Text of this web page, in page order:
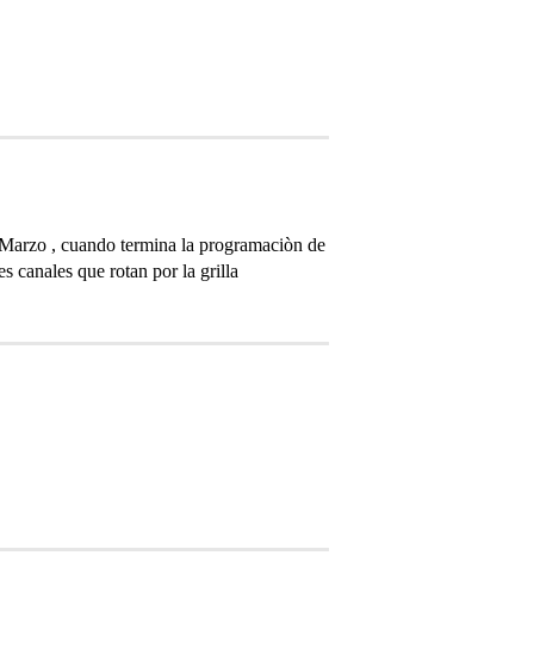
, cuando termina la programaciòn de
canales que rotan por la grilla